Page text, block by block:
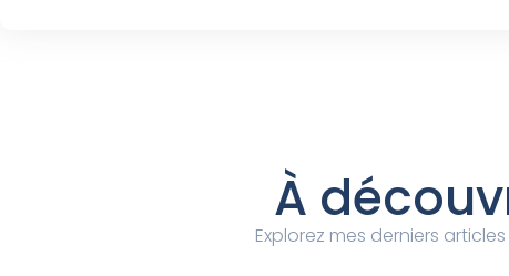
À
Explorez mes derniers